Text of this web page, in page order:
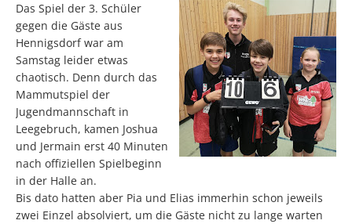
Das Spiel der 3. Schüler
gegen die Gäste aus
Hennigsdorf war am
Samstag leider etwas
chaotisch. Denn durch das
Mammutspiel der
Jugendmannschaft in
Leegebruch, kamen Joshua
und Jermain erst 40 Minuten
nach offiziellen Spielbeginn
in der Halle an.
Bis dato hatten aber Pia und Elias immerhin schon jeweils
zwei Einzel absolviert, um die Gäste nicht zu lange warten